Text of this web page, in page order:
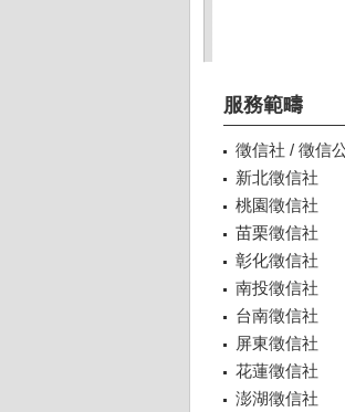
服務範疇
徵信社 / 徵信
新北徵信社
桃園徵信社
苗栗徵信社
彰化徵信社
南投徵信社
台南徵信社
屏東徵信社
花蓮徵信社
澎湖徵信社